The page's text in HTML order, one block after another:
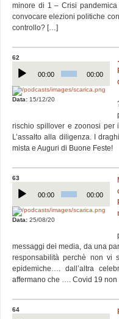
minore di 1 – Crisi
convocare elezioni politiche
controllo? […]
62
Player
00:00 00:00
Data: 15/12/20
rischio spillover e zoonosi per
L’assalto alla diligenza. I
mista e Auguri di Buone Feste!
63
Player
00:00 00:00
Data: 25/08/20
messaggi dei media, da una
responsabilità perchè non vi
epidemiche…. dall’altra
affermano che …. Covid 19
64